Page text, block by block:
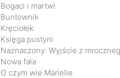
Bogaci i martwi
Buntownik
Kręciołek
Księga pustyni
Nowa fala
O czym wie Marielle